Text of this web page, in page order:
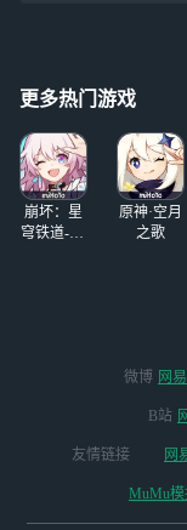
是千里故人青山应
更多热门游戏
崩坏：星
穹铁道-4.4
原神·空月
之歌
微博 网
B站
友情链接 网
MuMu